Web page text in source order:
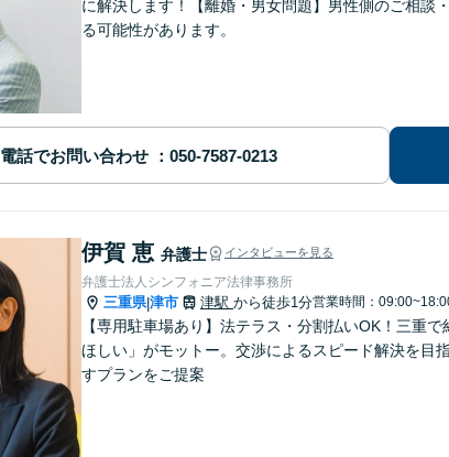
に解決します！【離婚・男女問題】男性側のご相談
る可能性があります。
電話でお問い合わせ
伊賀 恵 弁護士 インタビューを見る
弁護士法人シンフォニア法律事務所
三重県|津市 津駅 から徒歩1分営業時間：
【専用駐車場あり】法テラス・分割払いOK！三重
ほしい」がモットー。交渉によるスピード解決を目
すプランをご提案